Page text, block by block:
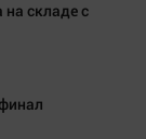
складе с